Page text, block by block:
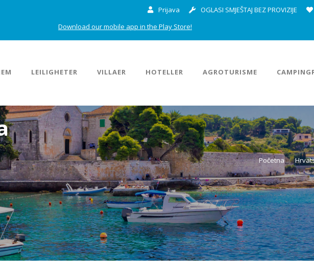
Prijava OGLASI SMJEŠTAJ BEZ PROVIZIJE
Download our mobile app in the Play Store!
LEILIGHETER VILLAER HOTELLER AGROTURISME
Početna